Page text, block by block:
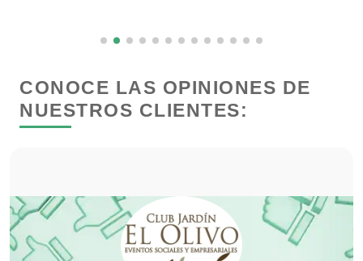
Desperdicios Industriales
Edecanes
CONOCE LAS OPINIONES DE
NUESTROS CLIENTES: